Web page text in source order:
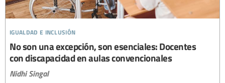
igualdad e inclusión
No son una excepción, son esenciales: Docentes
con discapacidad en aulas convencionales
Nidhi Singal